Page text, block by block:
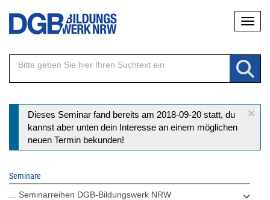
Direkt
Inhalt
×
Statusmeldung
Dieses Seminar fand bereits am 2018-09-20 statt, du
kannst aber unten dein Interesse an einem möglichen
neuen Termin bekunden!
Seminare
... Seminarreihen DGB-Bildungswerk NRW